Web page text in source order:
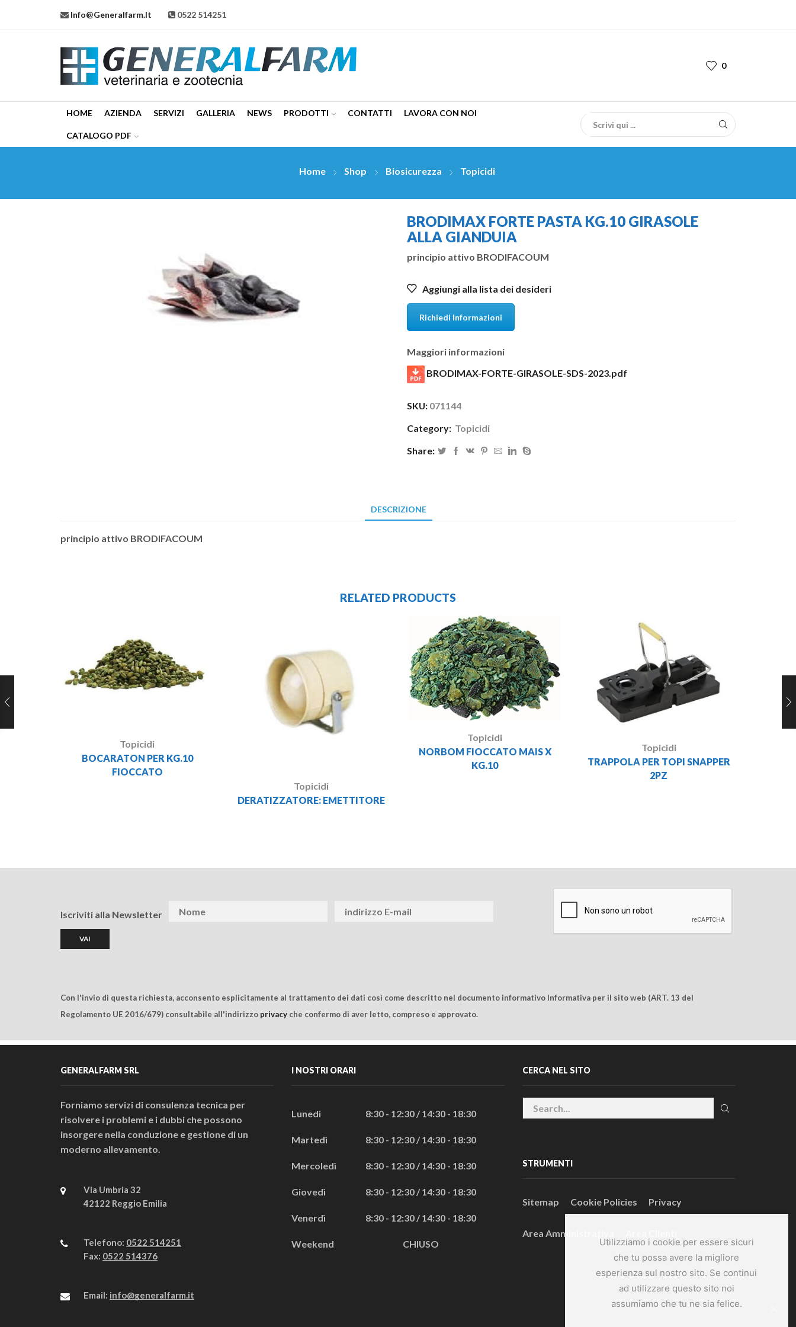
Utilizziamo i cookie per essere sicuri
che tu possa avere la migliore
esperienza sul nostro sito. Se continui
ad utilizzare questo sito noi
assumiamo che tu ne sia felice.
Info@generalfarm.it 0522 514251
0
HOME AZIENDA SERVIZI GALLERIA NEWS PRODOTTI CONTATTI LAVORA CON NOI
CATALOGO PDF
Home Shop Biosicurezza Topicidi
BRODIMAX FORTE PASTA KG.10 GIRASOLE
ALLA GIANDUIA
principio attivo BRODIFACOUM
Aggiungi alla lista dei desideri
Richiedi Informazioni
Maggiori informazioni
BRODIMAX-FORTE-GIRASOLE-SDS-2023.pdf
SKU: 071144
Category: Topicidi
Share:
DESCRIZIONE
principio attivo BRODIFACOUM
RELATED PRODUCTS
Topicidi
BOCARATON PER KG.10
FIOCCATO
Topicidi
DERATIZZATORE: EMETTITORE
Topicidi
NORBOM FIOCCATO MAIS X
KG.10
Topicidi
TRAPPOLA PER TOPI SNAPPER
2PZ
Iscriviti alla Newsletter
Con l'invio di questa richiesta, acconsento esplicitamente al trattamento dei dati così come descritto nel documento informativo Informativa per il sito web (ART. 13 del
Regolamento UE 2016/679) consultabile all'indirizzo privacy che confermo di aver letto, compreso e approvato.
GENERALFARM SRL
Forniamo servizi di consulenza tecnica per
risolvere i problemi e i dubbi che possono
insorgere nella conduzione e gestione di un
moderno allevamento.
Via Umbria 32
42122 Reggio Emilia
Telefono: 0522 514251
Fax: 0522 514376
Email: info@generalfarm.it
I NOSTRI ORARI
Lunedì 8:30 - 12:30 / 14:30 - 18:30
Martedì 8:30 - 12:30 / 14:30 - 18:30
Mercoledì 8:30 - 12:30 / 14:30 - 18:30
Giovedì 8:30 - 12:30 / 14:30 - 18:30
Venerdì 8:30 - 12:30 / 14:30 - 18:30
Weekend CHIUSO
CERCA NEL SITO
STRUMENTI
Sitemap Cookie Policies Privacy
Area Amministrativa